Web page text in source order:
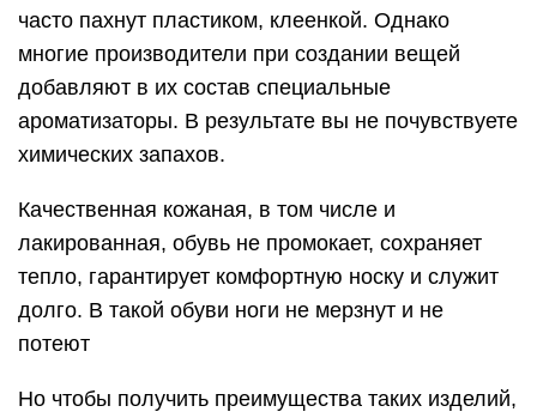
часто пахнут пластиком, клеенкой. Однако
многие производители при создании вещей
добавляют в их состав специальные
ароматизаторы. В результате вы не почувствуете
химических запахов.
Качественная кожаная, в том числе и
лакированная, обувь не промокает, сохраняет
тепло, гарантирует комфортную носку и служит
долго. В такой обуви ноги не мерзнут и не
потеют
Но чтобы получить преимущества таких изделий,